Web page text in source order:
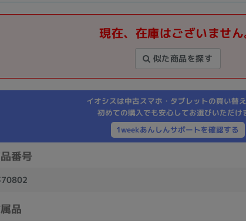
現在、在庫はございません
似た商品を探す
イオシスは中古スマホ・タブレットの買い替
初めての購入でも安心してお選びいただけ
1weekあんしんサポートを確認する
番号
品
メーカー
Apple SONY
Asus HP